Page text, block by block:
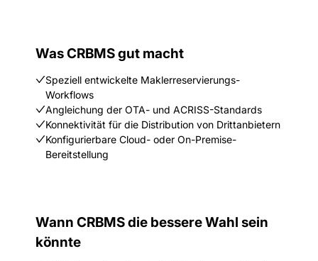
Was CRBMS gut macht
Speziell entwickelte Maklerreservierungs-
Workflows
Angleichung der OTA- und ACRISS-Standards
Konnektivität für die Distribution von Drittanbietern
Konfigurierbare Cloud- oder On-Premise-
Bereitstellung
Wann CRBMS die bessere Wahl sein
könnte